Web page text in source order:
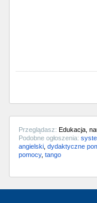
Przeglądasz: Edukacja,
Podobne ogłoszenia:
angielski dydaktyczne
pomocy, tango